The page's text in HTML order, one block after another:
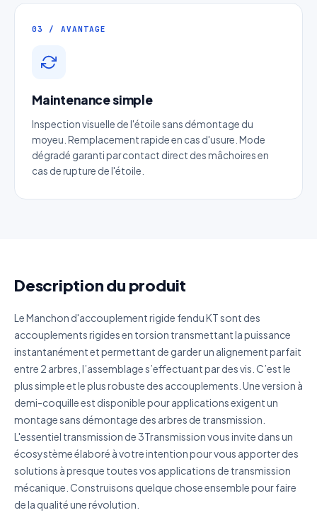
03 / AVANTAGE
Maintenance simple
Inspection visuelle de l'étoile sans démontage du
moyeu. Remplacement rapide en cas d'usure. Mode
dégradé garanti par contact direct des mâchoires en
cas de rupture de l'étoile.
Description du produit
Le Manchon d'accouplement rigide fendu KT sont des
accouplements rigides en torsion transmettant la puissance
instantanément et permettant de garder un alignement parfait
entre 2 arbres, l’assemblage s’effectuant par des vis. C’est le
plus simple et le plus robuste des accouplements. Une version à
demi-coquille est disponible pour applications exigent un
montage sans démontage des arbres de transmission.
L'essentiel transmission de 3Transmission vous invite dans un
écosystème élaboré à votre intention pour vous apporter des
solutions à presque toutes vos applications de transmission
mécanique. Construisons quelque chose ensemble pour faire
de la qualité une révolution.
Catégorie
Référence produit
J'accepte que mes données soient utilisées pour traiter
ma demande.Politique de confidentialité
Envoyer ma demande de devis
Vos données sont protégées et ne seront jamais
partagées